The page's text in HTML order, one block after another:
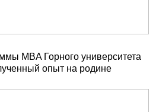
MBA Горного университета
опыт на родине